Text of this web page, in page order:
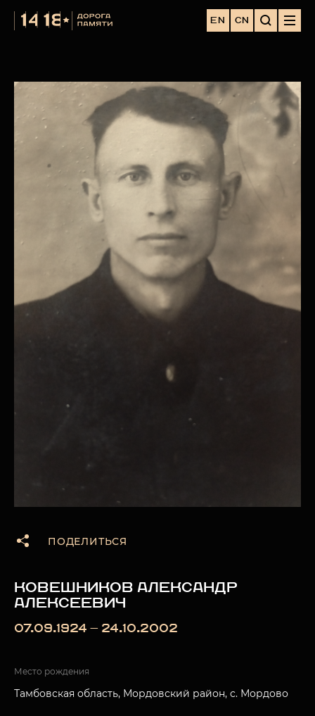
EN CN
ПОДЕЛИТЬСЯ
КОВЕШНИКОВ АЛЕКСАНДР
АЛЕКСЕЕВИЧ
07.09.1924 — 24.10.2002
Место рождения
Тамбовская область, Мордовский район, с. Мордово